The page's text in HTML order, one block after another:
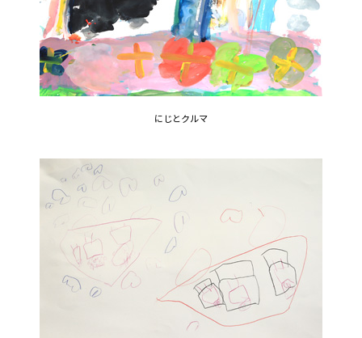
にじとクルマ